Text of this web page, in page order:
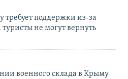
поддержки из-за
не могут вернуть
военного склада в Крыму